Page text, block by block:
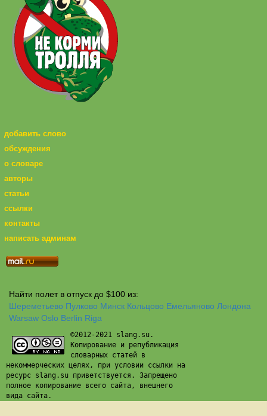
добавить слово
обсуждения
о словаре
авторы
статьи
ссылки
контакты
написать админам
Найти полет в отпуск до $100 из:
Шереметьево Пулково Минск Кольцово Емельяново Лондона
Warsaw Oslo Berlin Riga
©2012-2021 slang.su.
Копирование и републикация
словарных статей в
некоммерческих целях, при условии ссылки на
ресурс slang.su приветствуется. Запрещено
полное копирование всего сайта, внешнего
вида сайта.